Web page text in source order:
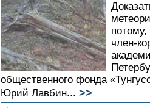
член-
общественного фонда
Юрий Лавбин... >>